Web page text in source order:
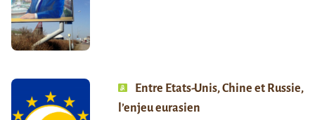
Entre Etats-Unis, Chine et Russie,
l’enjeu eurasien